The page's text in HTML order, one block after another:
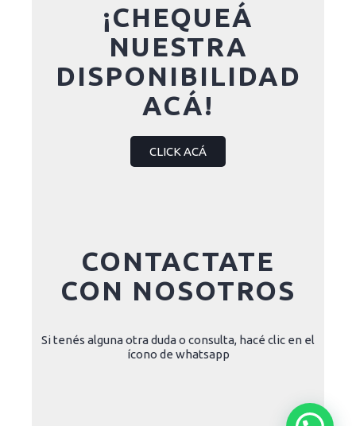
¡CHEQUEÁ
NUESTRA
DISPONIBILIDAD
ACÁ!
CLICK ACÁ
CONTACTATE
CON NOSOTROS
Si tenés alguna otra duda o consulta, hacé clic en el
ícono de whatsapp